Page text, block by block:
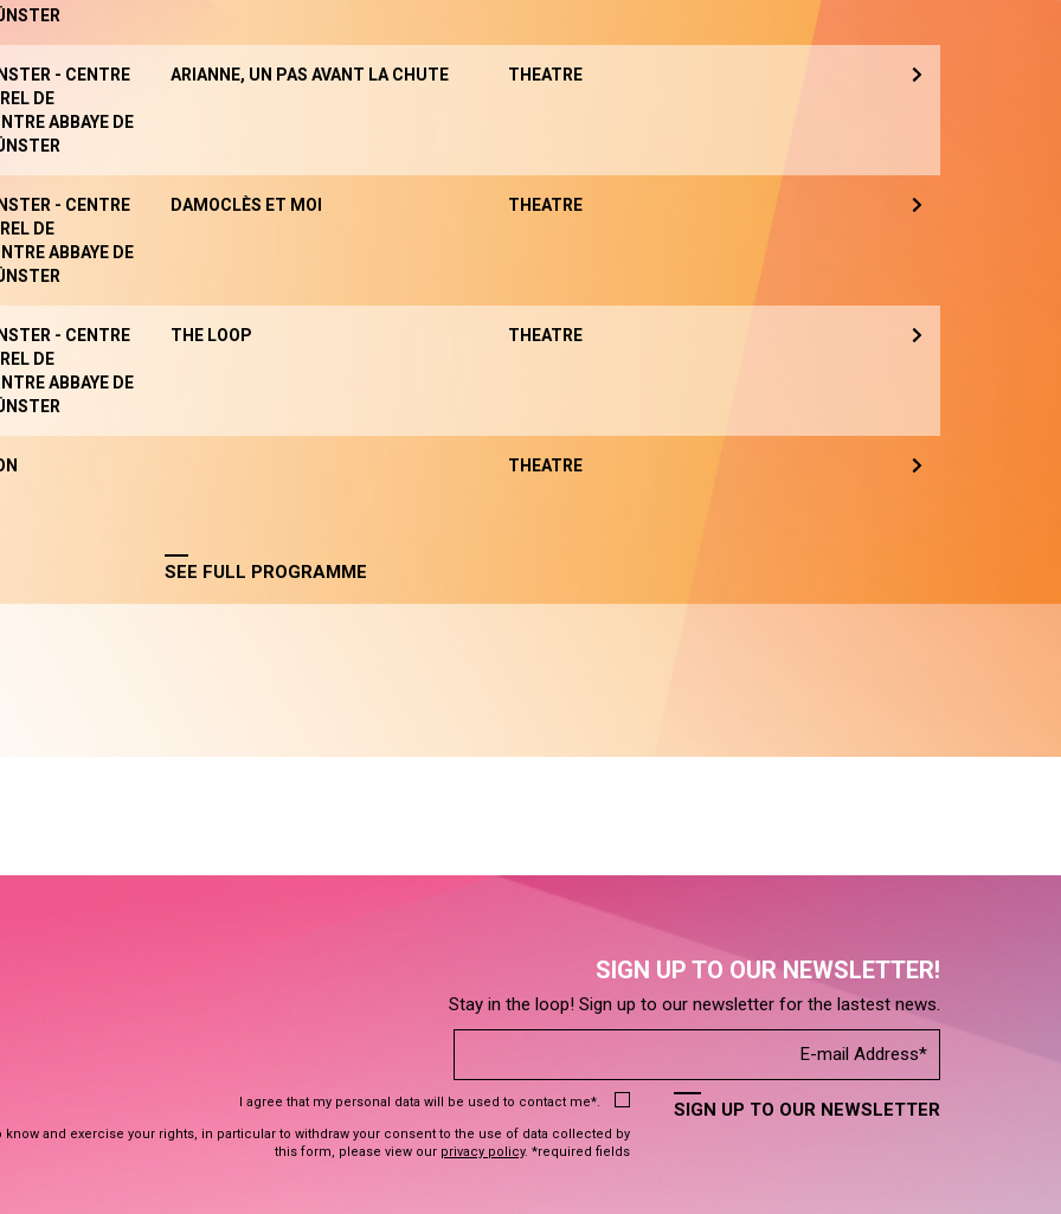
- CENTRE
DE
ABBAYE DE
ARIANNE, UN PAS AVANT LA CHUTE THEATRE
- CENTRE
DE
ABBAYE DE
DAMOCLÈS ET MOI THEATRE
- CENTRE
DE
ABBAYE DE
THE LOOP THEATRE
THEATRE
SEE FULL PROGRAMME
SIGN UP TO OUR NEWSLETTER!
Stay in the loop! Sign up to our newsletter for the lastest news.
I agree that my personal data will be used to contact me*.
know and exercise your rights, in particular to withdraw your consent to the use of data collected by
this form, please view our privacy policy. *required fields
SIGN UP TO OUR NEWSLETTER